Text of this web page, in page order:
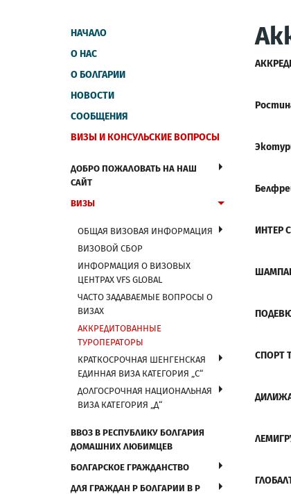
НАЧАЛО
О НАС
О БОЛГАРИИ
НОВОСТИ
СООБЩЕНИЯ
ВИЗЫ И КОНСУЛЬСКИЕ ВОПРОСЫ
ДОБРО ПОЖАЛОВАТЬ НА НАШ
САЙТ
ВИЗЫ
ОБЩАЯ ВИЗОВАЯ ИНФОРМАЦИЯ
ВИЗОВОЙ СБОР
ИНФОРМАЦИЯ О ВИЗОВЫХ
ЦЕНТРАХ VFS GLOBAL
ЧАСТО ЗАДАВАЕМЫЕ ВОПРОСЫ О
ВИЗАХ
АККРЕДИТОВАННЫЕ
ТУРОПЕРАТОРЫ
КРАТКОСРОЧНАЯ ШЕНГЕНСКАЯ
ЕДИННАЯ ВИЗА КАТЕГОРИЯ „С“
ДОЛГОСРОЧНАЯ НАЦИОНАЛЬНАЯ
ВИЗА КАТЕГОРИЯ „Д“
ВВОЗ В РЕСПУБЛИКУ БОЛГАРИЯ
ДОМАШНИХ ЛЮБИМЦЕВ
БОЛГАРСКОЕ ГРАЖДАНСТВО
ДЛЯ ГРАЖДАН Р БОЛГАРИИ В Р
Э
Белфре
СПОРТ